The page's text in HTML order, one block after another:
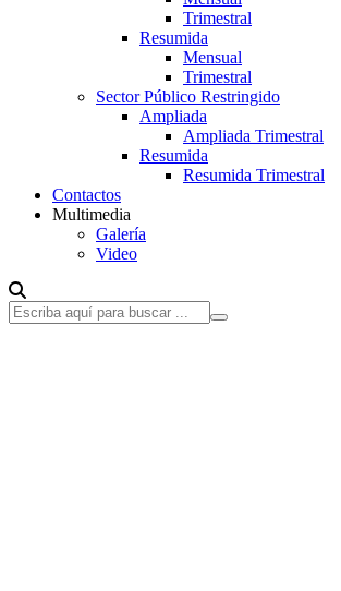
Trimestral
Resumida
Mensual
Trimestral
Sector Público Restringido
Ampliada
Ampliada Trimestral
Resumida
Resumida Trimestral
Contactos
Multimedia
Galería
Video